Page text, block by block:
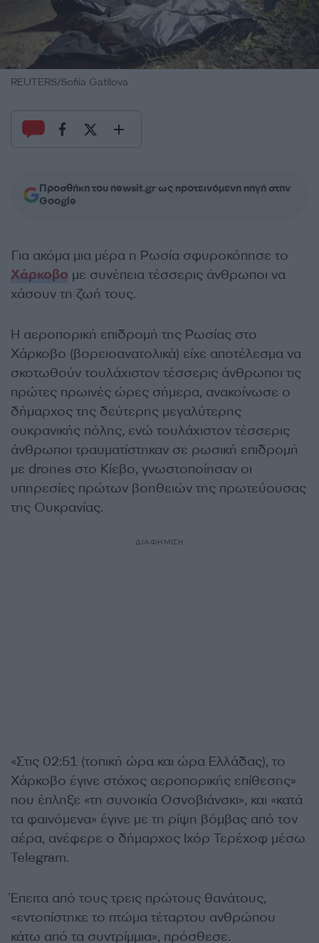
REUTERS/Sofiia Gatilova
Προσθήκη του newsit.gr ως προτεινόμενη πηγή στην
Google
Για ακόμα μια μέρα η Ρωσία σφυροκόπησε το
Χάρκοβο με συνέπεια τέσσερις άνθρωποι να
χάσουν τη ζωή τους.
Η αεροπορική επιδρομή της Ρωσίας στο
Χάρκοβο (βορειοανατολικά) είχε αποτέλεσμα να
σκοτωθούν τουλάχιστον τέσσερις άνθρωποι τις
πρώτες πρωινές ώρες σήμερα, ανακοίνωσε ο
δήμαρχος της δεύτερης μεγαλύτερης
ουκρανικής πόλης, ενώ τουλάχιστον τέσσερις
άνθρωποι τραυματίστηκαν σε ρωσική επιδρομή
με drones στο Κίεβο, γνωστοποίησαν οι
υπηρεσίες πρώτων βοηθειών της πρωτεύουσας
της Ουκρανίας.
ΔΙΑΦΗΜΙΣΗ
«Στις 02:51 (τοπική ώρα και ώρα Ελλάδας), το
Χάρκοβο έγινε στόχος αεροπορικής επίθεσης»
που έπληξε «τη συνοικία Οσνοβιάνσκι», και «κατά
τα φαινόμενα» έγινε με τη ρίψη βόμβας από τον
αέρα, ανέφερε ο δήμαρχος Ιχόρ Τερέχοφ μέσω
Telegram.
Έπειτα από τους τρεις πρώτους θανάτους,
«εντοπίστηκε το πτώμα τέταρτου ανθρώπου
κάτω από τα συντρίμμια», πρόσθεσε.